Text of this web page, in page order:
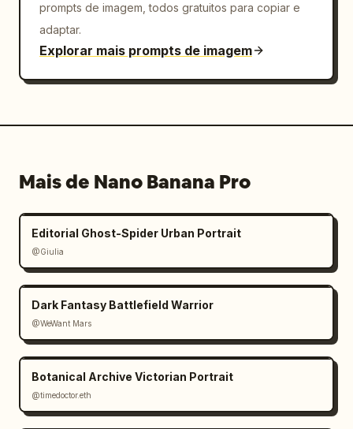
prompts de imagem, todos gratuitos para copiar e
adaptar.
Explorar mais prompts de imagem
Mais de Nano Banana Pro
Editorial Ghost-Spider Urban Portrait
@Giulia
Dark Fantasy Battlefield Warrior
@WeWant Mars
Botanical Archive Victorian Portrait
@timedoctor.eth